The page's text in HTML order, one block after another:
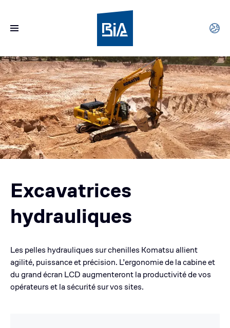
Excavatrices
hydrauliques
Les pelles hydrauliques sur chenilles Komatsu allient
agilité, puissance et précision. L’ergonomie de la cabine et
du grand écran LCD augmenteront la productivité de vos
opérateurs et la sécurité sur vos sites.